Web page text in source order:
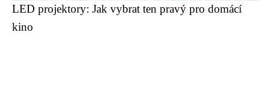
LED projektory: Jak vybrat ten pravý pro domácí
kino